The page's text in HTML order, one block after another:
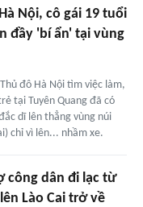
Nội, cô gái 19 tuổi
đầy 'bí ẩn' tại vùng
đô Hà Nội tìm việc làm,
tại Tuyên Quang đã có
dĩ lên thẳng vùng núi
chỉ vì lên... nhầm xe.
công dân đi lạc từ
Lào Cai trở về